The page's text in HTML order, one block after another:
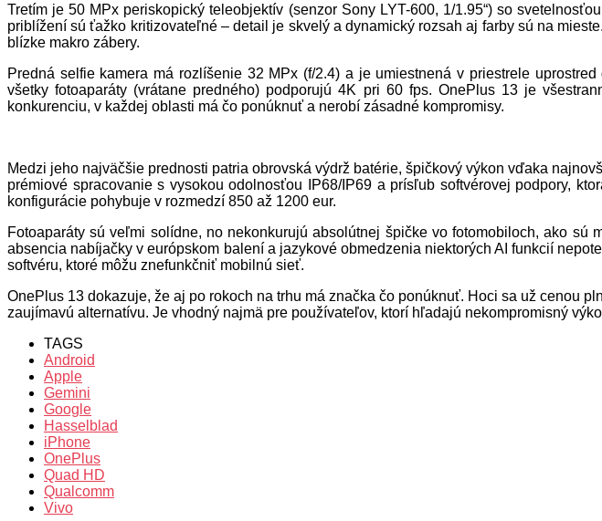
Tretím je 50 MPx periskopický teleobjektív (senzor Sony LYT-600, 1/1.95“) so
priblížení sú ťažko kritizovateľné – detail je skvelý a dynamický rozsah aj farby sú na
blízke makro zábery.
Predná selfie kamera má rozlíšenie 32 MPx (f/2.4) a je umiestnená v priestrele
všetky fotoaparáty (vrátane predného) podporujú 4K pri 60 fps. OnePlus 13 je
konkurenciu, v každej oblasti má čo ponúknuť a nerobí zásadné kompromisy.
Medzi jeho najväčšie prednosti patria obrovská výdrž batérie, špičkový výkon vďaka
prémiové spracovanie s vysokou odolnosťou IP68/IP69 a prísľub softvérovej podpory,
konfigurácie pohybuje v rozmedzí 850 až 1200 eur.
Fotoaparáty sú veľmi solídne, no nekonkurujú absolútnej špičke vo fotomobiloch, ako sú
absencia nabíjačky v európskom balení a jazykové obmedzenia niektorých AI funkcií
softvéru, ktoré môžu znefunkčniť mobilnú sieť.
OnePlus 13 dokazuje, že aj po rokoch na trhu má značka čo ponúknuť. Hoci sa už cenou
zaujímavú alternatívu. Je vhodný najmä pre používateľov, ktorí hľadajú nekompromisný
TAGS
Android
Apple
Gemini
Google
Hasselblad
iPhone
OnePlus
Quad HD
Qualcomm
Vivo